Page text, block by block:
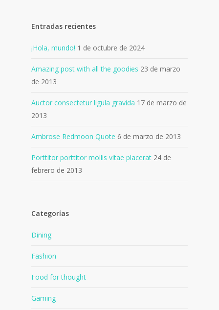
Entradas recientes
¡Hola, mundo! 1 de octubre de 2024
Amazing post with all the goodies 23 de marzo
de 2013
Auctor consectetur ligula gravida 17 de marzo de
2013
Ambrose Redmoon Quote 6 de marzo de 2013
Porttitor porttitor mollis vitae placerat 24 de
febrero de 2013
Categorías
Dining
Fashion
Food for thought
Gaming